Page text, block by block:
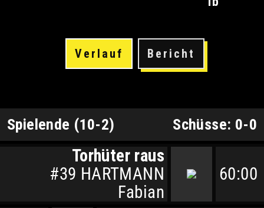
Verlauf Bericht
Spielende (10-2) Schüsse: 0-0
60:00
Torhüter raus
#39 HARTMANN
Fabian